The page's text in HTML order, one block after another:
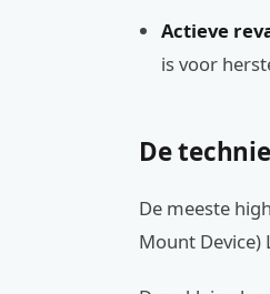
Actieve
is voor
De
De meeste
Mount Device)